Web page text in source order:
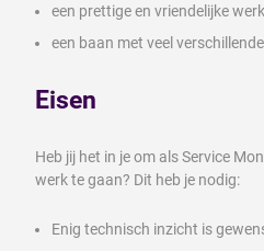
een prettige en vriendelijke
een baan met veel
Eisen
Heb jij het in je om als Service
werk te gaan? Dit heb je nodig:
Enig technisch inzicht is